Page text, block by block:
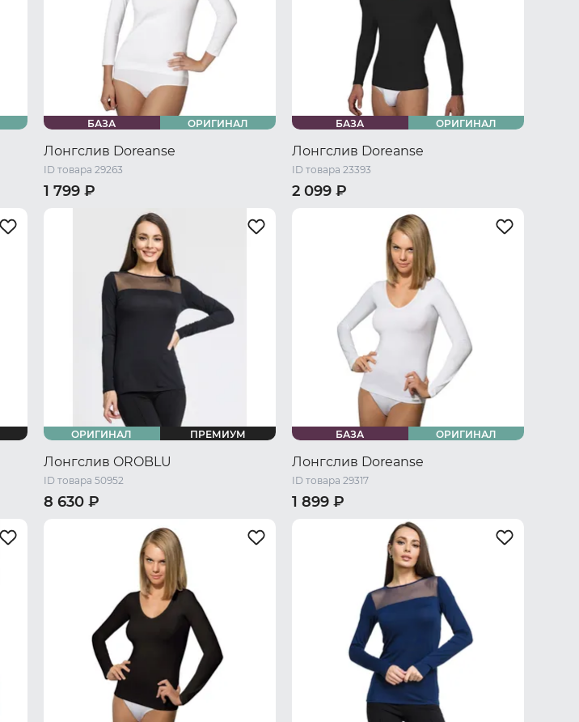
БАЗА ОРИГИНАЛ
Лонгслив Doreanse
ID товара 29263
1 799 ₽
44 RU / M
52 RU / XXL
БАЗА ОРИГИНАЛ
Лонгслив Doreanse
ID товара 23393
2 099 ₽
46 RU / M
52 RU / XXL
ОРИГИНАЛ ПРЕМИУМ
Лонгслив OROBLU
ID товара 50952
8 630 ₽
44 RU / S
50 RU / XL
БАЗА ОРИГИНАЛ
Лонгслив Doreanse
ID товара 29317
1 899 ₽
44 RU / M
52 RU / XXL